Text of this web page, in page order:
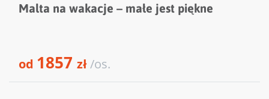
Malta na wakacje – małe jest piękne
od 1857 zł/os.